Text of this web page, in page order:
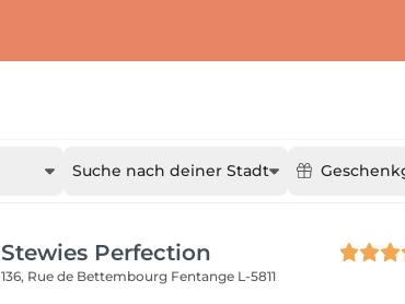
Suche nach deiner Stadt
Stewies Perfection
136, Rue de Bettembourg Fentange L-5811